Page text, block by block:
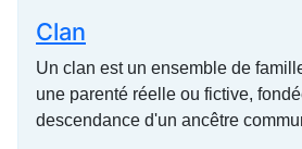
Clan
Un clan est un ensemble de
une parenté réelle ou fictive,
descendance d'un ancêtre